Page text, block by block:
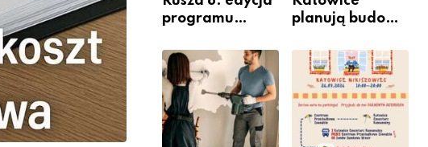
programu
Miastem
Fachowców” –
nabór dla
przedsiębiorców
planują budowę
przesiadkoweg
o w Podlesiu